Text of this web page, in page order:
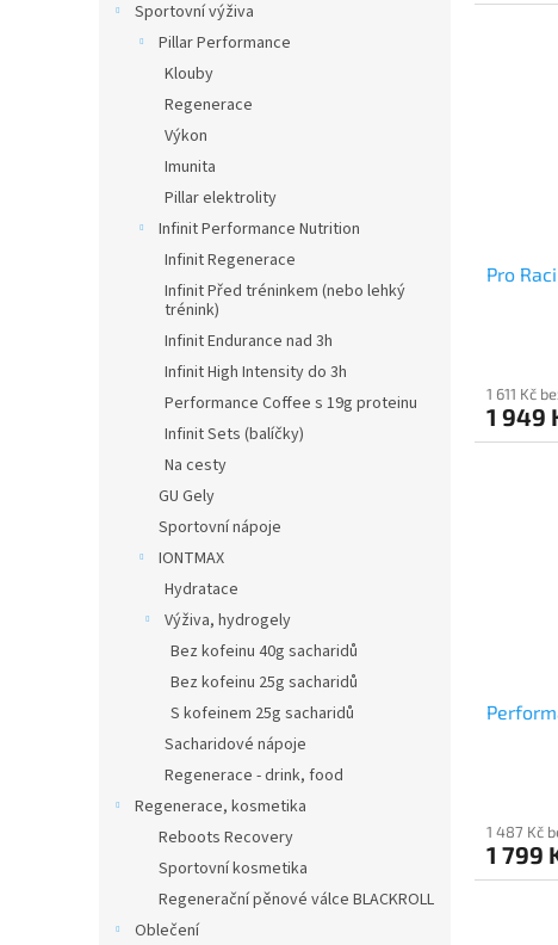
Sportovní výživa
Pillar Performance
Klouby
Regenerace
Výkon
Imunita
Pillar elektrolity
Infinit Performance Nutrition
Infinit Regenerace
Infinit Před tréninkem (nebo lehký
trénink)
Infinit Endurance nad 3h
Infinit High Intensity do 3h
Performance Coffee s 19g proteinu
Infinit Sets (balíčky)
Na cesty
GU Gely
Sportovní nápoje
IONTMAX
Hydratace
Výživa, hydrogely
Bez kofeinu 40g sacharidů
Bez kofeinu 25g sacharidů
S kofeinem 25g sacharidů
Sacharidové nápoje
Regenerace - drink, food
Regenerace, kosmetika
Reboots Recovery
Sportovní kosmetika
Regenerační pěnové válce BLACKROLL
Oblečení
Pro
1 611 Kč
1 949
1 487 Kč
1 799